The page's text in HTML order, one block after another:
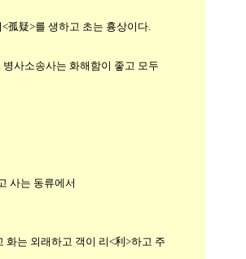
孤疑>를 생하고 초는 흉상이다.
사소송사는 화해함이 좋고 모두
사는 동류에서
는 외래하고 객이 리<利>하고 주